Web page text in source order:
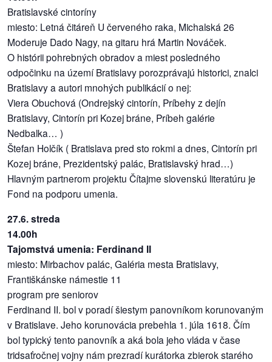
Bratislavské cintoríny
miesto: Letná čitáreň U červeného raka, Michalská 26
Moderuje Dado Nagy, na gitaru hrá Martin Nováček.
O histórii pohrebných obradov a miest posledného
odpočinku na území Bratislavy porozprávajú historici, znalci
Bratislavy a autori mnohých publikácií o nej:
Viera Obuchová (Ondrejský cintorín, Príbehy z dejín
Bratislavy, Cintorín pri Kozej bráne, Príbeh galérie
Nedbalka… )
Štefan Holčík ( Bratislava pred sto rokmi a dnes, Cintorín pri
Kozej bráne, Prezidentský palác, Bratislavský hrad…)
Hlavným partnerom projektu Čítajme slovenskú literatúru je
Fond na podporu umenia.
27.6. streda
14.00h
Tajomstvá umenia: Ferdinand II
miesto: Mirbachov palác, Galéria mesta Bratislavy,
Františkánske námestie 11
program pre seniorov
Ferdinand II. bol v poradí šiestym panovníkom korunovaným
v Bratislave. Jeho korunovácia prebehla 1. júla 1618. Čím
bol typický tento panovník a aká bola jeho vláda v čase
tridsaťročnej vojny nám prezradí kurátorka zbierok starého